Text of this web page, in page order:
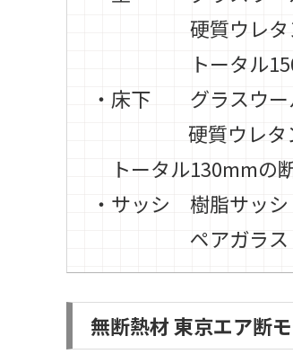
硬質ウレタン
トータル
・床下 グラスウ
硬質ウレタ
トータル130mmの
・サッシ 樹脂サッシ
ペアガラス
無断熱材 東京エア断